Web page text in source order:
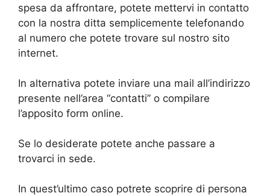
spesa da affrontare, potete mettervi in contatto
con la nostra ditta semplicemente telefonando
al numero che potete trovare sul nostro sito
internet.
In alternativa potete inviare una mail all’indirizzo
presente nell’area “contatti” o compilare
l’apposito form online.
Se lo desiderate potete anche passare a
trovarci in sede.
In quest’ultimo caso potrete scoprire di persona